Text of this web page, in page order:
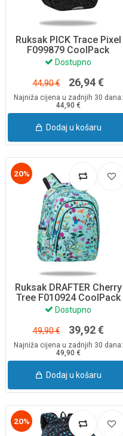
Ruksak PICK Trace Pixel
F099879 CoolPack
Dostupno
44,90 € 26,94 €
Najniža cijena u zadnjih 30 dana:
44,90 €
Dodaj u košaru
20%
Ruksak DRAFTER Cherry
Tree F010924 CoolPack
Dostupno
49,90 € 39,92 €
Najniža cijena u zadnjih 30 dana:
49,90 €
Dodaj u košaru
20%